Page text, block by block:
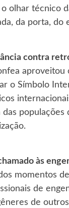
o olhar técnico
da porta, do
contra
aproveitou
o Símbolo
das populações
às
momentos
de
de